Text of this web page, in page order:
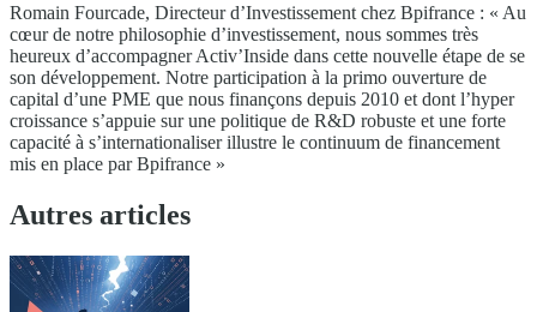
Romain Fourcade, Directeur d’Investissement chez Bpifrance : « Au
cœur de notre philosophie d’investissement, nous sommes très
heureux d’accompagner Activ’Inside dans cette nouvelle étape de se
son développement. Notre participation à la primo ouverture de
capital d’une PME que nous finançons depuis 2010 et dont l’hyper
croissance s’appuie sur une politique de R&D robuste et une forte
capacité à s’internationaliser illustre le continuum de financement
mis en place par Bpifrance »
Autres articles